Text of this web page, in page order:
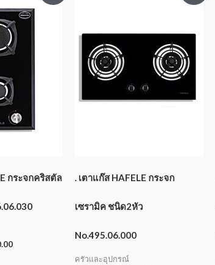
กระจกคริสตัล . เตาแก๊ส HAFELE กระจก
เซรามิค ชนิด2หัว
No.495.06.000
ครัวและอุปกรณ์